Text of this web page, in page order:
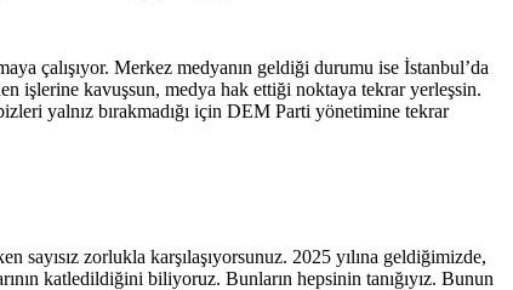
çalışıyor. Merkez medyanın geldiği durumu ise İstanbul’da
işlerine kavuşsun, medya hak ettiği noktaya tekrar yerleşsin.
yalnız bırakmadığı için DEM Parti yönetimine tekrar
zorlukla karşılaşıyorsunuz. 2025 yılına geldiğimizde,
katledildiğini biliyoruz. Bunların hepsinin tanığıyız. Bunun